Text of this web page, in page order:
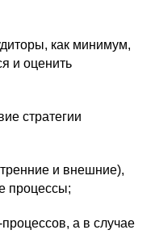
как минимум,
и оценить
стратегии
и внешние),
процессы;
а в случае